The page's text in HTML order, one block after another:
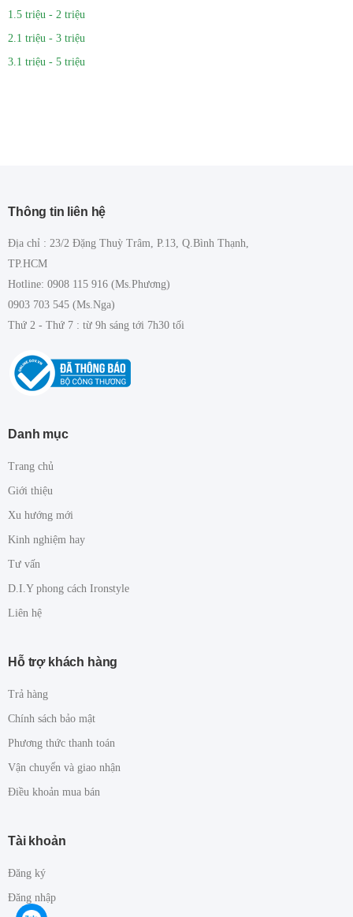
1.5 triệu - 2 triệu
2.1 triệu - 3 triệu
3.1 triệu - 5 triệu
Thông tin liên hệ
Địa chỉ : 23/2 Đặng Thuỳ Trâm, P.13, Q.Bình Thạnh,
TP.HCM
Hotline: 0908 115 916 (Ms.Phương)
0903 703 545 (Ms.Nga)
Thứ 2 - Thứ 7 : từ 9h sáng tới 7h30 tối
Danh mục
Trang chủ
Giới thiệu
Xu hướng mới
Kinh nghiệm hay
Tư vấn
D.I.Y phong cách Ironstyle
Liên hệ
Hỗ trợ khách hàng
Trả hàng
Chính sách bảo mật
Phương thức thanh toán
Vận chuyển và giao nhận
Điều khoản mua bán
Tài khoản
Đăng ký
Đăng nhập